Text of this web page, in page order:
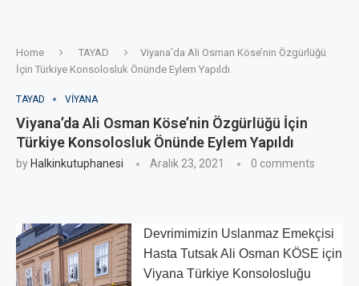
Home TAYAD
Viyana’da Ali Osman Köse’nin Özgürlüğü
İçin Türkiye Konsolosluk Önünde Eylem Yapıldı
TAYAD VIYANA
Viyana’da Ali Osman Köse’nin Özgürlüğü İçin
Türkiye Konsolosluk Önünde Eylem Yapıldı
by Halkinkutuphanesi Aralık 23, 2021 0 comments
Devrimimizin Uslanmaz Emekçisi
Hasta Tutsak Ali Osman KÖSE için
Viyana Türkiye Konsolosluğu